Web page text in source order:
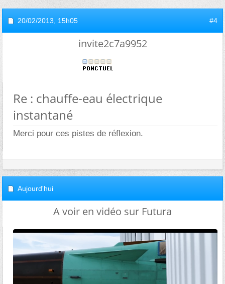
20/02/2013, 15h05 #4
invite2c7a9952
Re : chauffe-eau électrique
instantané
Merci pour ces pistes de réflexion.
Aujourd'hui
A voir en vidéo sur Futura